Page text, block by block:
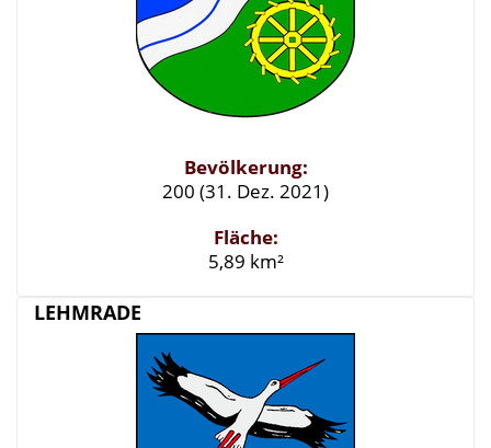
Bevölkerung:
200 (31. Dez. 2021)
Fläche:
5,89 km²
LEHMRADE